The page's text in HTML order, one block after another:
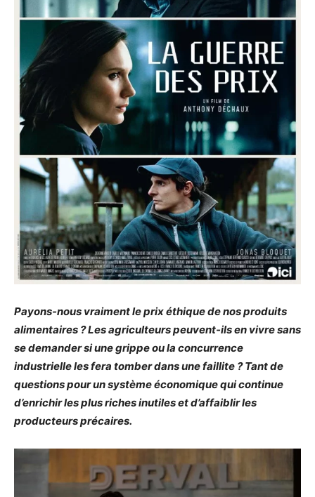
Payons-nous vraiment le prix éthique de nos produits
alimentaires ? Les agriculteurs peuvent-ils en vivre sans
se demander si une grippe ou la concurrence
industrielle les fera tomber dans une faillite ? Tant de
questions pour un système économique qui continue
d’enrichir les plus riches inutiles et d’affaiblir les
producteurs précaires.